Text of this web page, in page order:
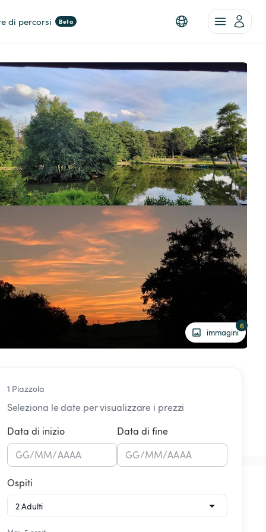
di percorsi Beta
immagini
6
1 Piazzola
Seleziona le date per visualizzare i prezzi
Data di inizio
GG/MM/AAAA
Data di fine
GG/MM/AAAA
Ospiti